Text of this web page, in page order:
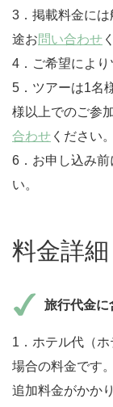
3．掲載料金に
途お問い合わせ
4．ご希望により
5．ツアーは1名
様以上でのご参
合わせ ください。
6．お申し込み前
い。
料金詳細
旅行代金に
1．ホテル代（
場合の料金です
追加料金がかか